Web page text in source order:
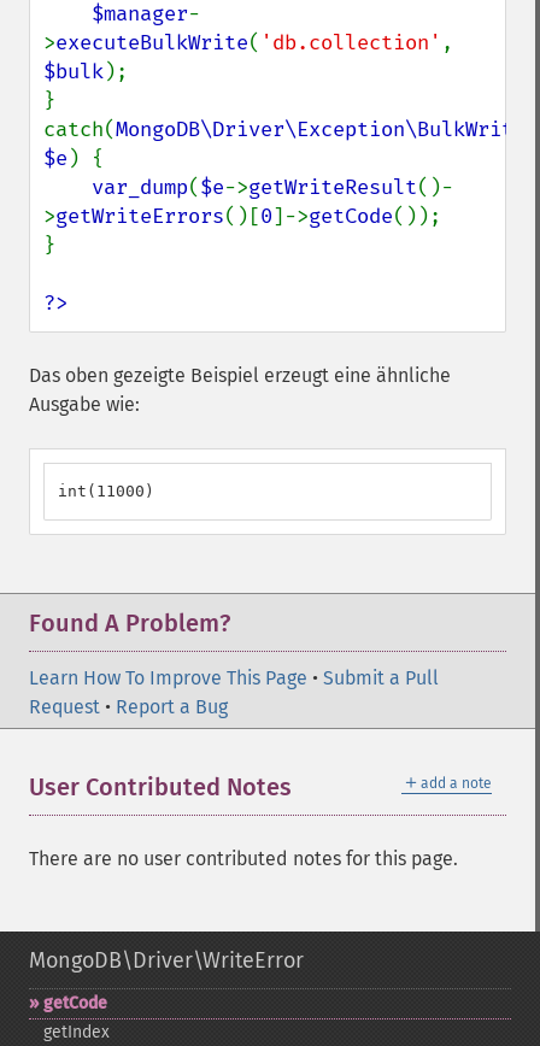
$manager-
>executeBulkWrite( 'db.collection'
$bulk);
}
catch(
$e ) {
var_dump($e->getWriteResult()-
>getWriteErrors()[0]->getCode());
}
?>
Das oben gezeigte Beispiel erzeugt eine ähnliche
Ausgabe wie:
int(11000)
Found A Problem?
Learn How To Improve This Page • Submit a Pull
Request • Report a Bug
＋ add a note
User Contributed Notes
There are no user contributed notes for this page.
MongoDB\Driver\WriteError
getCode
getIndex